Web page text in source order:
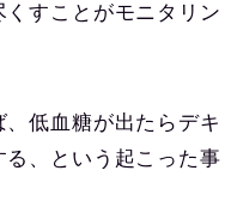
すことがモニタリン
低血糖が出たらデキ
、という起こった事